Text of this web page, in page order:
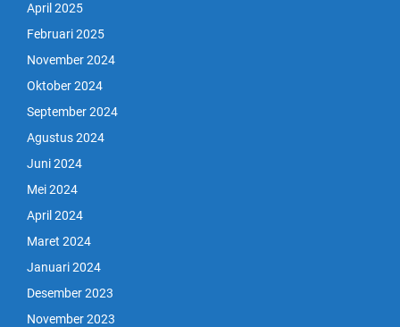
April 2025
Februari 2025
November 2024
Oktober 2024
September 2024
Agustus 2024
Juni 2024
Mei 2024
April 2024
Maret 2024
Januari 2024
Desember 2023
November 2023